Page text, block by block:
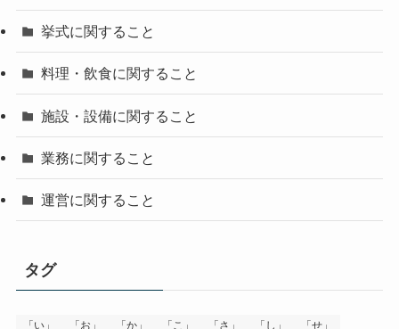
挙式に関すること
料理・飲食に関すること
施設・設備に関すること
業務に関すること
運営に関すること
タグ
「い」 「お」 「か」 「こ」 「さ」 「し」 「せ」